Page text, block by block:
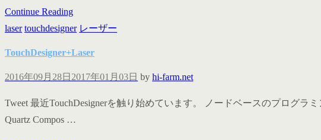
Continue Reading
laser touchdesigner レーザー
TouchDesigner+Laser
2016年09月28日 2017年01月03日 by hi-farm.net
Tweet 最近TouchDesignerを触り始めています。 ノードベースのプログ
Quartz Compos …